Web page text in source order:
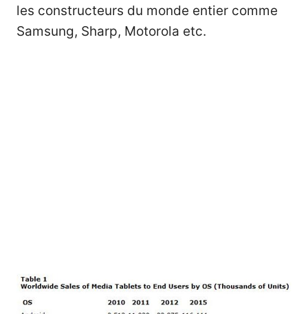
les constructeurs du monde entier comme
Samsung, Sharp, Motorola etc.